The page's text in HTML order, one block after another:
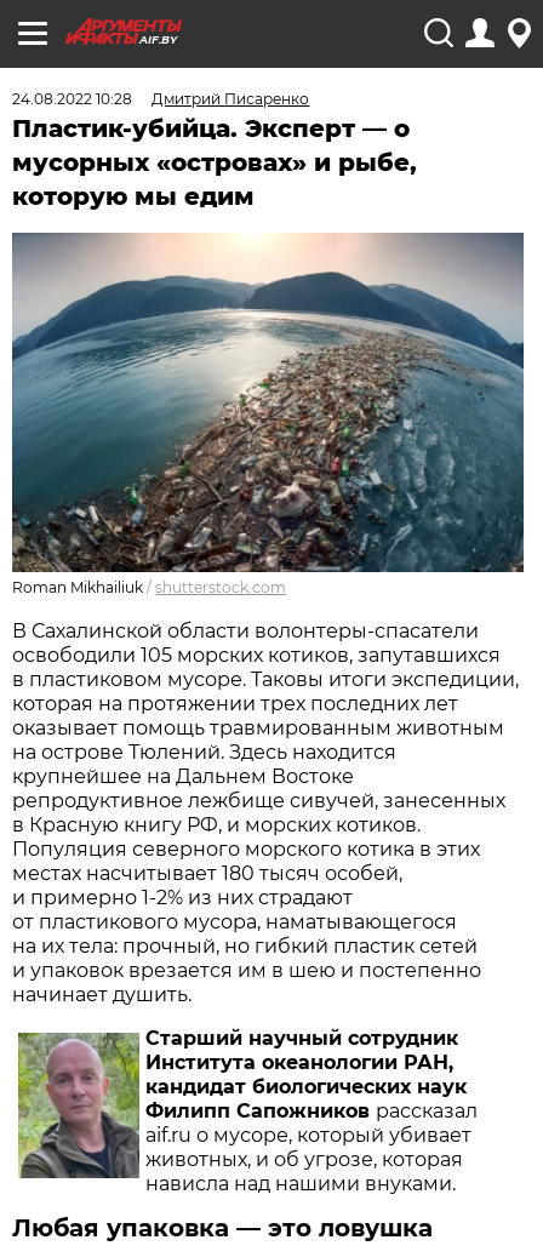
AIF.BY
24.08.2022 10:28 Дмитрий Писаренко
Пластик-убийца. Эксперт — о
мусорных «островах» и рыбе,
которую мы едим
Roman Mikhailiuk /shutterstock.com
В Сахалинской области волонтеры-спасатели
освободили 105 морских котиков, запутавшихся
в пластиковом мусоре. Таковы итоги экспедиции,
которая на протяжении трех последних лет
оказывает помощь травмированным животным
на острове Тюлений. Здесь находится
крупнейшее на Дальнем Востоке
репродуктивное лежбище сивучей, занесенных
в Красную книгу РФ, и морских котиков.
Популяция северного морского котика в этих
местах насчитывает 180 тысяч особей,
и примерно 1-2% из них страдают
от пластикового мусора, наматывающегося
на их тела: прочный, но гибкий пластик сетей
и упаковок врезается им в шею и постепенно
начинает душить.
Старший научный сотрудник
Института океанологии РАН,
кандидат биологических наук
Филипп Сапожников рассказал
aif.ru о мусоре, который убивает
животных, и об угрозе, которая
нависла над нашими внуками.
Любая упаковка — это ловушка